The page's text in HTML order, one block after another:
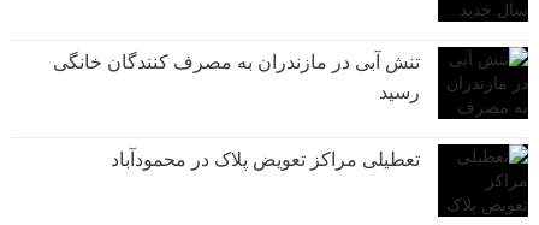
تنش آبی در مازندران به مصرف كنندگان خانگی
رسيد
تعطیلی مراکز تعویض پلاک در محمودآباد